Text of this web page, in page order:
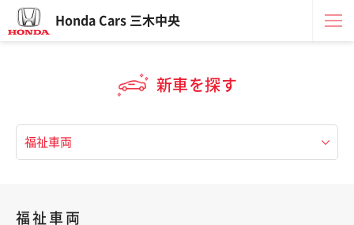
Honda Cars 三木中央
新車を探す
福祉車両